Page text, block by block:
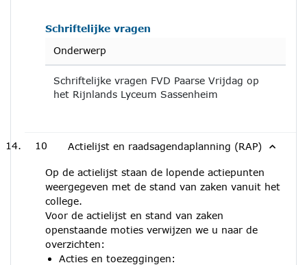
Schriftelijke vragen
Onderwerp
Schriftelijke vragen FVD Paarse Vrijdag op
het Rijnlands Lyceum Sassenheim
10 Actielijst en raadsagendaplanning (RAP)
Op de actielijst staan de lopende actiepunten
weergegeven met de stand van zaken vanuit het
college.
Voor de actielijst en stand van zaken
openstaande moties verwijzen we u naar de
overzichten:
Acties en toezeggingen: